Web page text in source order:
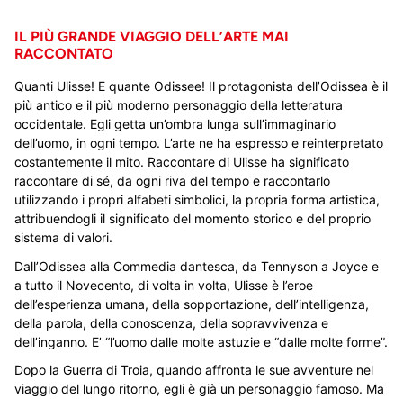
IL PIÙ GRANDE VIAGGIO DELL’ARTE MAI
RACCONTATO
Quanti Ulisse! E quante Odissee! Il protagonista dell’Odissea è il
più antico e il più moderno personaggio della letteratura
occidentale. Egli getta un’ombra lunga sull’immaginario
dell’uomo, in ogni tempo. L’arte ne ha espresso e reinterpretato
costantemente il mito. Raccontare di Ulisse ha significato
raccontare di sé, da ogni riva del tempo e raccontarlo
utilizzando i propri alfabeti simbolici, la propria forma artistica,
attribuendogli il significato del momento storico e del proprio
sistema di valori.
Dall’Odissea alla Commedia dantesca, da Tennyson a Joyce e
a tutto il Novecento, di volta in volta, Ulisse è l’eroe
dell’esperienza umana, della sopportazione, dell’intelligenza,
della parola, della conoscenza, della sopravvivenza e
dell’inganno. E’ “l’uomo dalle molte astuzie e “dalle molte forme”.
Dopo la Guerra di Troia, quando affronta le sue avventure nel
viaggio del lungo ritorno, egli è già un personaggio famoso. Ma